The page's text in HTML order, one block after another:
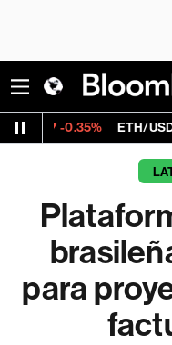
ETH/USD 1,912.208
para